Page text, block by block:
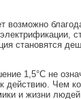
возможно
становятся
1,5°C не
действию. Чем
и жизни